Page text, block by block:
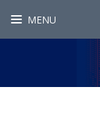
MENU